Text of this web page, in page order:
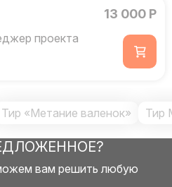
проекта
13 000 Р
Тир «Метание валенок» Тир
вам решить любую